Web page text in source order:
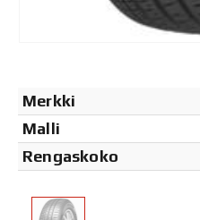
Merkki
Malli
Rengaskoko